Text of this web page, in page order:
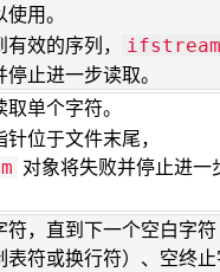
用。
效的序列，
ifstream
止进一步读取。
单个字符。
位于文件末尾，
对象将失败并停止进一
符，直到下一个空白字符
表符或换行符）、空终